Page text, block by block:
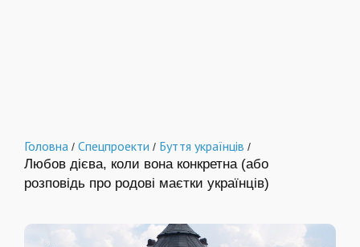
Головна / Спецпроекти / Буття українців /
Любов дієва, коли вона конкретна (або
розповідь про родові маєтки українців)